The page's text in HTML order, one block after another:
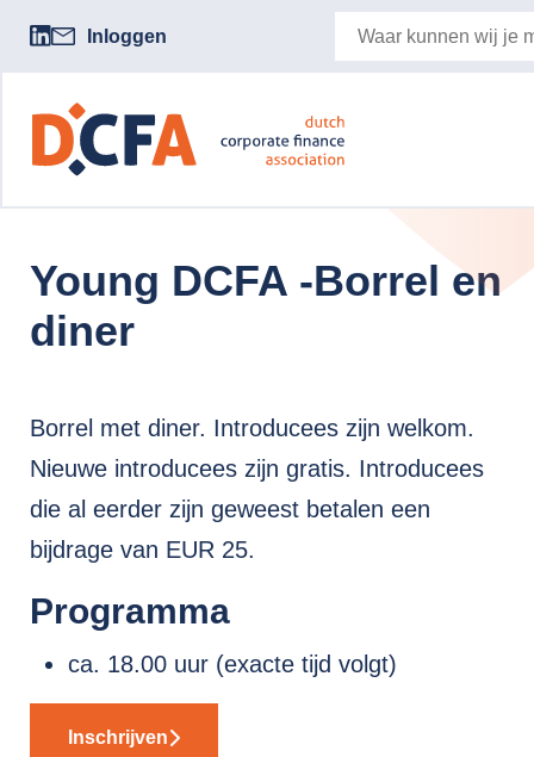
Inloggen
Young DCFA -Borrel en
diner
Borrel met diner. Introducees zijn welkom.
Nieuwe introducees zijn gratis. Introducees
die al eerder zijn geweest betalen een
bijdrage van EUR 25.
Programma
ca. 18.00 uur (exacte tijd volgt)
Inschrijven